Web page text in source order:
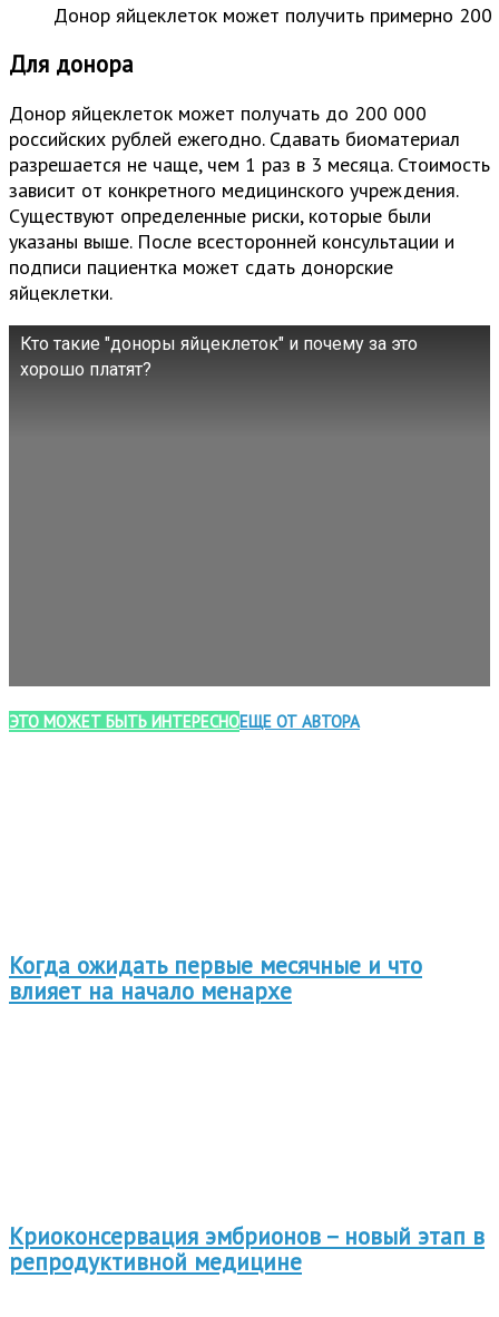
Донор яйцеклеток может получить примерно
Для донора
Донор яйцеклеток может получать до 200 000
российских рублей ежегодно. Сдавать биоматериал
разрешается не чаще, чем 1 раз в 3 месяца. Стоимость
зависит от конкретного медицинского учреждения.
Существуют определенные риски, которые были
указаны выше. После всесторонней консультации и
подписи пациентка может сдать донорские
яйцеклетки.
Кто такие "доноры яйцеклеток" и почему за это
хорошо платят?
ЭТО МОЖЕТ БЫТЬ ИНТЕРЕСНОЕЩЕ ОТ АВТОРА
Когда ожидать первые месячные и что
влияет на начало менархе
Криоконсервация эмбрионов – новый этап в
репродуктивной медицине